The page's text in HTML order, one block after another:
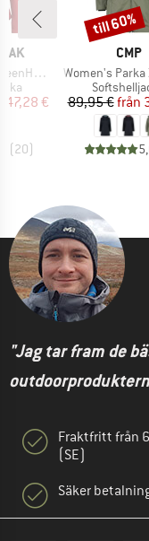
Jacket
pris
47,28 €
(20)
CMP
Produkter
Women's Parka
89,95 €från
Rabatt
till 60%
"Jag tar fram de
Fraktfritt från
(SE)
Säker